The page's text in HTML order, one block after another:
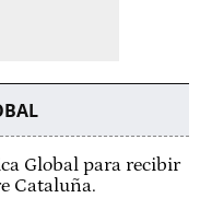
Global para recibir
Cataluña.